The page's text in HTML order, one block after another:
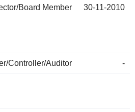
Board Member 30-11-2010
Controller/Auditor -